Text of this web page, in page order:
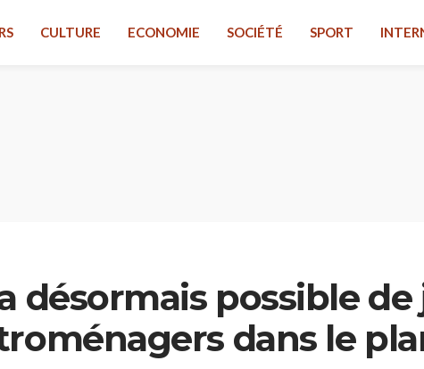
CULTURE ECONOMIE SOCIÉTÉ SPORT
désormais possible
dans le